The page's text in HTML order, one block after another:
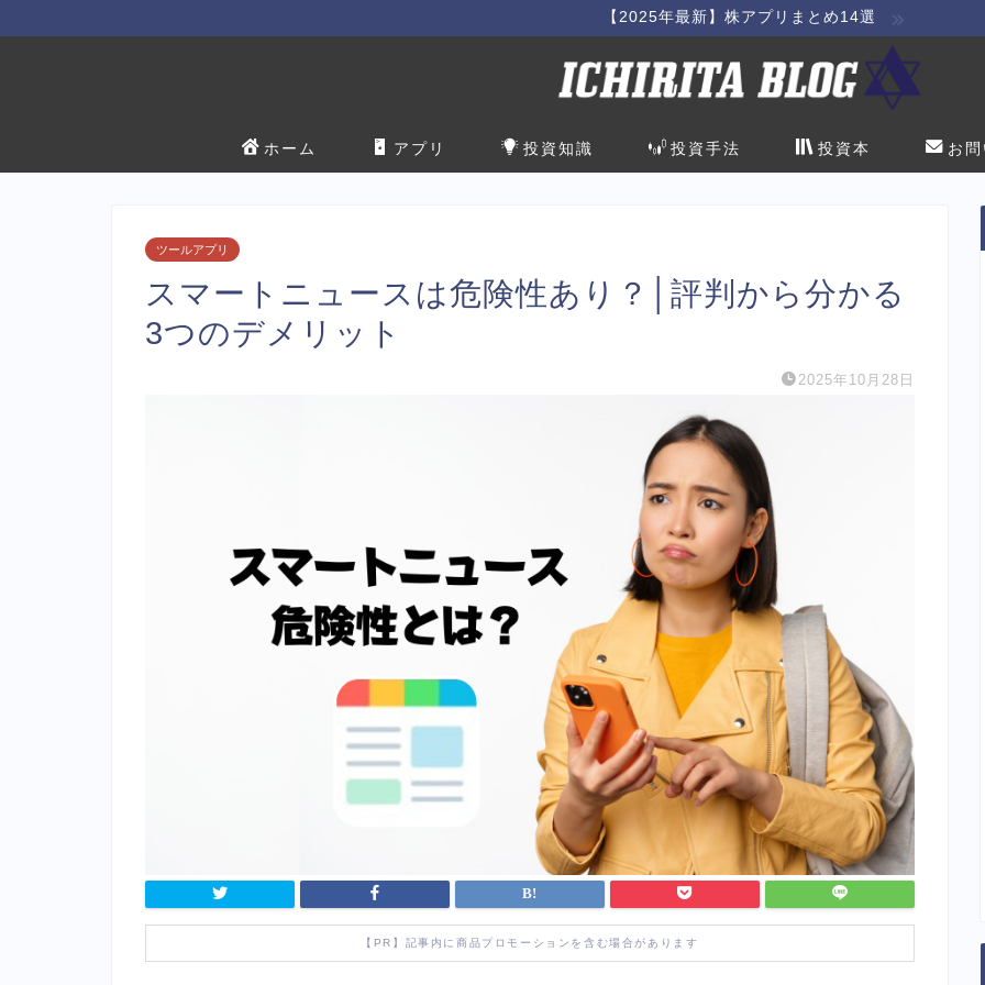
【2025年最新】株アプリまとめ14選
ホーム アプリ 投資知識 投資手法 投資本 お
ツールアプリ
スマートニュースは危険性あり？│評判から分かる
3つのデメリット
2025年10月28日
【PR】記事内に商品プロモーションを含む場合があります